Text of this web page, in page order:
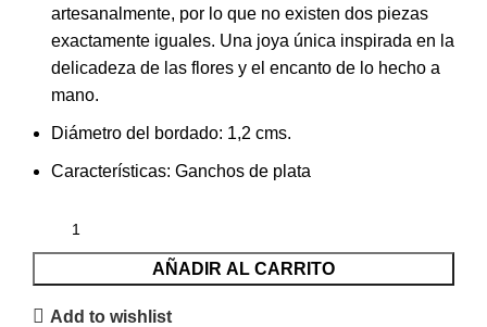
artesanalmente, por lo que no existen dos piezas
exactamente iguales. Una joya única inspirada en la
delicadeza de las flores y el encanto de lo hecho a
mano.
Diámetro del bordado: 1,2 cms.
Características: Ganchos de plata
AÑADIR AL CARRITO
Add to wishlist